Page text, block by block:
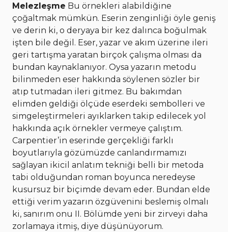
Melezleşme Bu örnekleri alabildiğine
çoğaltmak mümkün. Eserin zenginliği öyle geniş
ve derin ki, o deryaya bir kez dalınca boğulmak
işten bile değil. Eser, yazar ve akım üzerine ileri
geri tartışma yaratan birçok çalışma olması da
bundan kaynaklanıyor. Oysa yazarın metodu
bilinmeden eser hakkında söylenen sözler bir
atıp tutmadan ileri gitmez. Bu bakımdan
elimden geldiği ölçüde eserdeki sembolleri ve
simgeleştirmeleri ayıklarken takip edilecek yol
hakkında açık örnekler vermeye çalıştım.
Carpentier’in eserinde gerçekliği farklı
boyutlarıyla gözümüzde canlandırmamızı
sağlayan ikicil anlatım tekniği belli bir metoda
tabi olduğundan roman boyunca neredeyse
kusursuz bir biçimde devam eder. Bundan elde
ettiği verim yazarın özgüvenini beslemiş olmalı
ki, sanırım onu II. Bölümde yeni bir zirveyi daha
zorlamaya itmiş, diye düşünüyorum.